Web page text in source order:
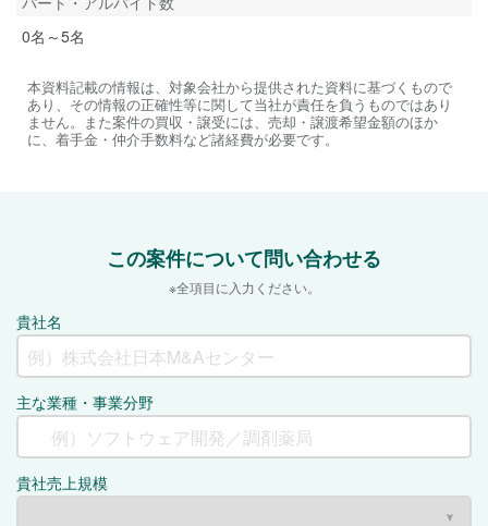
0名～5名
本資料記載の情報は、対象会社から提供された資料に基づくもので
あり、その情報の正確性等に関して当社が責任を負うものではあり
ません。また案件の買収・譲受には、売却・譲渡希望金額のほか
に、着手金・仲介手数料など諸経費が必要です。